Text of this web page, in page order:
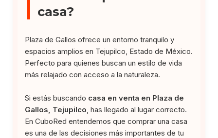
casa?
Plaza de Gallos ofrece un entorno tranquilo y
espacios amplios en Tejupilco, Estado de México.
Perfecto para quienes buscan un estilo de vida
más relajado con acceso a la naturaleza.
Si estás buscando casa en venta en Plaza de
Gallos, Tejupilco , has llegado al lugar correcto.
En CuboRed entendemos que comprar una casa
es una de las decisiones más importantes de tu